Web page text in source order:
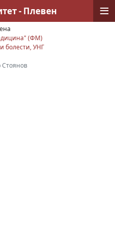
(ФМ)
болести, УНГ
- Плевен ≡